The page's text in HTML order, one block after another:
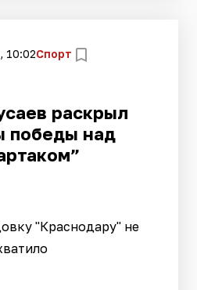
10:02Спорт
раскрыл
победы над
"Краснодару" не